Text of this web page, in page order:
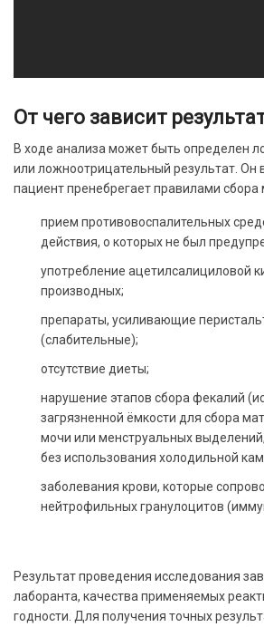
От чего зависит
В ходе анализа может быть определен
или ложноотрицательный результат. Он
пациент пренебрегает правилами сбора
прием противовоспалительных
действия, о которых не был
употребление ацетилсалициловой
производных;
препараты, усиливающие
(слабительные);
отсутствие диеты;
нарушение этапов сбора фекалий
загрязненной ёмкости для сбора
мочи или менструальных
без использования холодильной
заболевания крови, которые
нейтрофильных гранулоцитов
Результат проведения исследования
лаборанта, качества применяемых
годности. Для получения точных